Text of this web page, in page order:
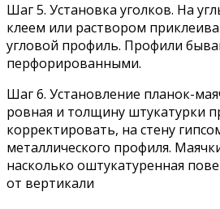
Шаг 5. Установка уголков. На
клеем или раствором
угловой профиль. Профили
перфорированными.
Шаг 6. Установление планок-
ровная и толщину штукатурки
корректировать, на стену
металлического профиля.
насколько оштукатуренная
от вертикали